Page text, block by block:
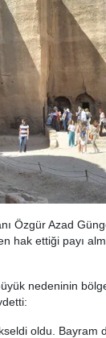
Özgür Azad
hak ettiği payı
nedeninin
oldu. Bayram